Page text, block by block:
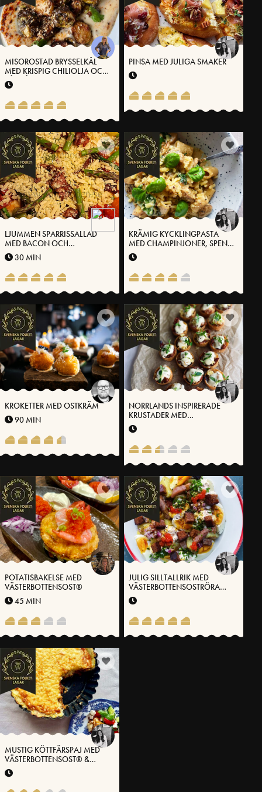
MISOROSTAD BRYSSELKÅL
MED KRISPIG CHILIOLJA OCH
SÅS PÅ VÄSTERBOTTENSOST
PINSA MED JULIGA SMAKER
LJUMMEN SPARRISSALLAD
MED BACON OCH
VÄSTERBOTTENSOST®
30 MIN
KRÄMIG KYCKLINGPASTA
MED CHAMPINJONER, SPENAT
OCH VÄSTERBOTTENSOST®
KROKETTER MED OSTKRÄM
90 MIN
NORRLANDS INSPIRERADE
KRUSTADER MED
VÄSTERBOTTENSOST®
POTATISBAKELSE MED
VÄSTERBOTTENSOST®
45 MIN
JULIG SILLTALLRIK MED
VÄSTERBOTTENSOSTRÖRA
OCH BRYNT SAFFRANSSMÖR
MUSTIG KÖTTFÄRSPAJ MED
VÄSTERBOTTENSOST® &
SMASHED POTATISBOTTEN